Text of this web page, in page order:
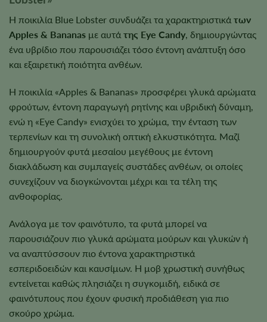
Η ποικιλία Blue Lobster συνδυάζει τα χαρακτηριστικά των
Apples & Bananas με αυτά της Eye Candy, δημιουργώντας
ένα υβρίδιο που παρουσιάζει τόσο έντονη ανάπτυξη όσο
και εξαιρετική ποιότητα ανθέων.
Η ποικιλία «Apples & Bananas» προσφέρει γλυκά αρώματα
φρούτων, έντονη παραγωγή ρητίνης και υβριδική δύναμη,
ενώ η «Eye Candy» ενισχύει το χρώμα, την ένταση των
τερπενίων και τη συνολική οπτική ελκυστικότητα. Μαζί
δημιουργούν φυτά μεσαίου μεγέθους με έντονη
διακλάδωση και συμπαγείς συστάδες ανθέων, οι οποίες
συνεχίζουν να διογκώνονται μέχρι και τα τέλη της
ανθοφορίας.
Ανάλογα με τον φαινότυπο, τα φυτά μπορεί να
παρουσιάζουν πιο γλυκά αρώματα μούρων και γλυκών ή
να αναπτύσσουν πιο έντονα χαρακτηριστικά
εσπεριδοειδών και καυσίμων. Η μοβ χρωστική συνήθως
εντείνεται καθώς πλησιάζει η συγκομιδή, ειδικά σε
φαινότυπους που έχουν φυσική προδιάθεση για πιο
σκούρο χρώμα.